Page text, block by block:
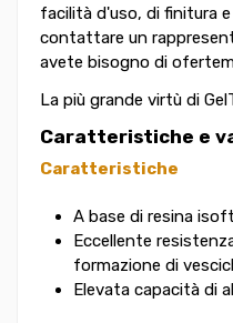
facilità d'uso, di finitura
contattare un
avete bisogno di
La più grande virtù di
Caratteristiche e
Caratteristiche
A base di resina
Eccellente
formazione di
Elevata capacità di